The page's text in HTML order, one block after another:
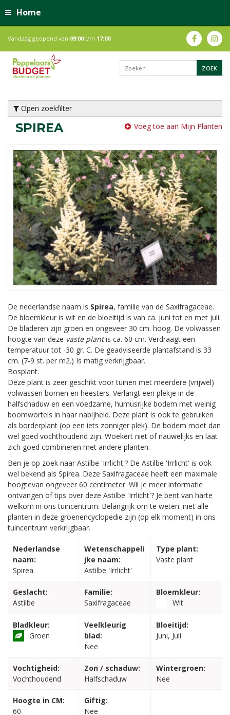
Home
Vandaag geopend van 09:00t/m 17:00
Open zoekfilter
SPIREA Voeg toe aan Mijn Planten
De nederlandse naam is Spirea, familie van de Saxifragaceae.
De bloemkleur is wit en de bloeitijd is van ca. juni tot en met juli.
De bladeren zijn groen en ongeveer 30 cm. hoog. De volwassen
hoogte van deze vaste plantis ca. 60 cm. Verdraagt een
temperatuur tot -30 gr. C. De geadviseerde plantafstand is 33
cm. (7-9 st. per m2.) Is matig verkrijgbaar.
Bosplant.
Deze plant is zeer geschikt voor tuinen met meerdere (vrijwel)
volwassen bomen en heesters. Verlangt een plekje in de
halfschaduw en een voedzame, humusrijke bodem met weinig
boomwortels in haar nabijheid. Deze plant is ook te gebruiken
als borderplant (op een iets zonniger plek). De bodem moet dan
wel goed vochthoudend zijn. Woekert niet of nauwelijks en laat
zich goed combineren met andere planten.
Ben je op zoek naar Astilbe 'Irrlicht'? De Astilbe 'Irrlicht' is ook
wel bekend als Spirea. Deze Saxifragaceae heeft een maximale
hoogtevan ongeveer 60 centimeter. Wil je meer informatie
ontvangen of tips over deze Astilbe 'Irrlicht'? Je bent van harte
welkom in ons tuincentrum. Belangrijk om te weten: niet alle
planten in deze groenencyclopedie zijn (op elk moment) in ons
tuincentrum verkrijgbaar.
Nederlandse
naam:
Spirea
Wetenschappeli
jke naam:
Astilbe 'Irrlicht'
Type plant:
Vaste plant
Geslacht:
Astilbe
Familie:
Saxifragaceae
Bloemkleur:
Wit
Bladkleur:
Groen
Veelkleurig
blad:
Nee
Bloeitijd:
Juni, Juli
Vochtigheid:
Vochthoudend
Zon / schaduw:
Halfschaduw
Wintergroen:
Nee
Hoogte in CM:
60
Giftig:
Nee